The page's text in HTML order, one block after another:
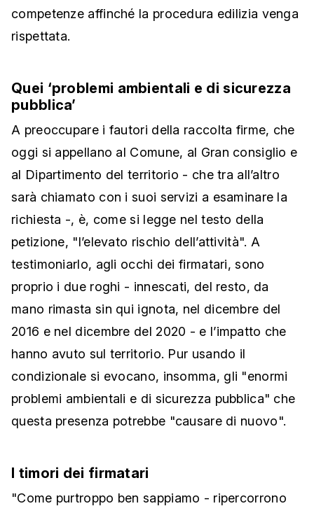
competenze affinché la procedura edilizia venga
rispettata.
Quei ‘problemi ambientali e di sicurezza
pubblica’
A preoccupare i fautori della raccolta firme, che
oggi si appellano al Comune, al Gran consiglio e
al Dipartimento del territorio - che tra all’altro
sarà chiamato con i suoi servizi a esaminare la
richiesta -, è, come si legge nel testo della
petizione, "l’elevato rischio dell’attività". A
testimoniarlo, agli occhi dei firmatari, sono
proprio i due roghi - innescati, del resto, da
mano rimasta sin qui ignota, nel dicembre del
2016 e nel dicembre del 2020 - e l’impatto che
hanno avuto sul territorio. Pur usando il
condizionale si evocano, insomma, gli "enormi
problemi ambientali e di sicurezza pubblica" che
questa presenza potrebbe "causare di nuovo".
I timori dei firmatari
"Come purtroppo ben sappiamo - ripercorrono